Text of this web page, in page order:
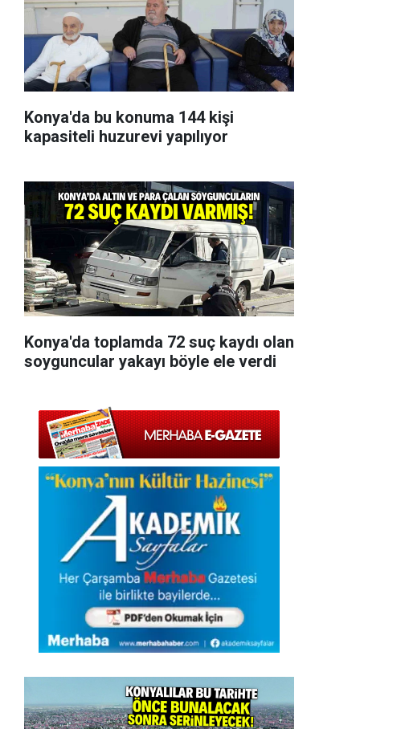
Konya'da bu konuma 144 kişi
kapasiteli huzurevi yapılıyor
Konya'da toplamda 72 suç kaydı olan
soyguncular yakayı böyle ele verdi